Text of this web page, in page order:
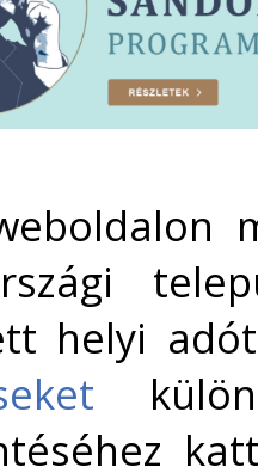
helyi